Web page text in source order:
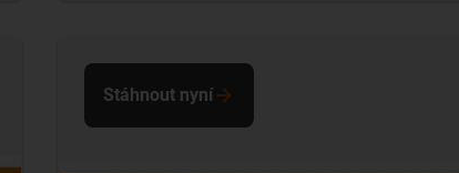
Stáhnout nyní